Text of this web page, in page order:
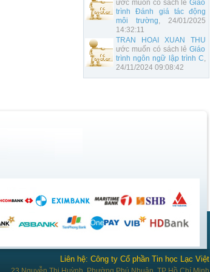
ước muốn có sách lẻGiáo
trình Đánh giá tác động
môi trường, 24/01/2025
14:32:11
TRAN HOAI XUAN THU
ước muốn có sách lẻGiáo
trình ngôn ngữ lập trình C,
24/11/2024 09:08:42
Liên hệ: Công ty Cổ phần Tin học Lạc Việt